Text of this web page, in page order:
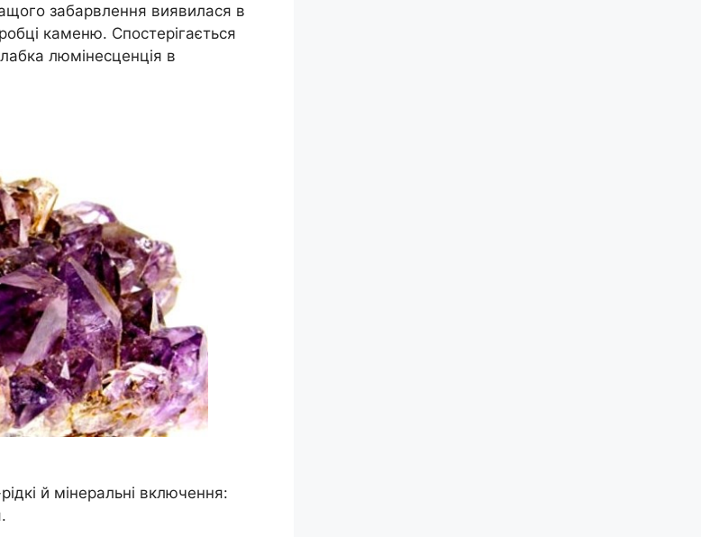
забарвлення виявилася в
каменю. Спостерігається
люмінесценція в
й мінеральні включення: